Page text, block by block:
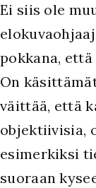
Ei siis ole
pokkana,
On
väittää, että
objektiivisia,
esimerkiksi
suoraan